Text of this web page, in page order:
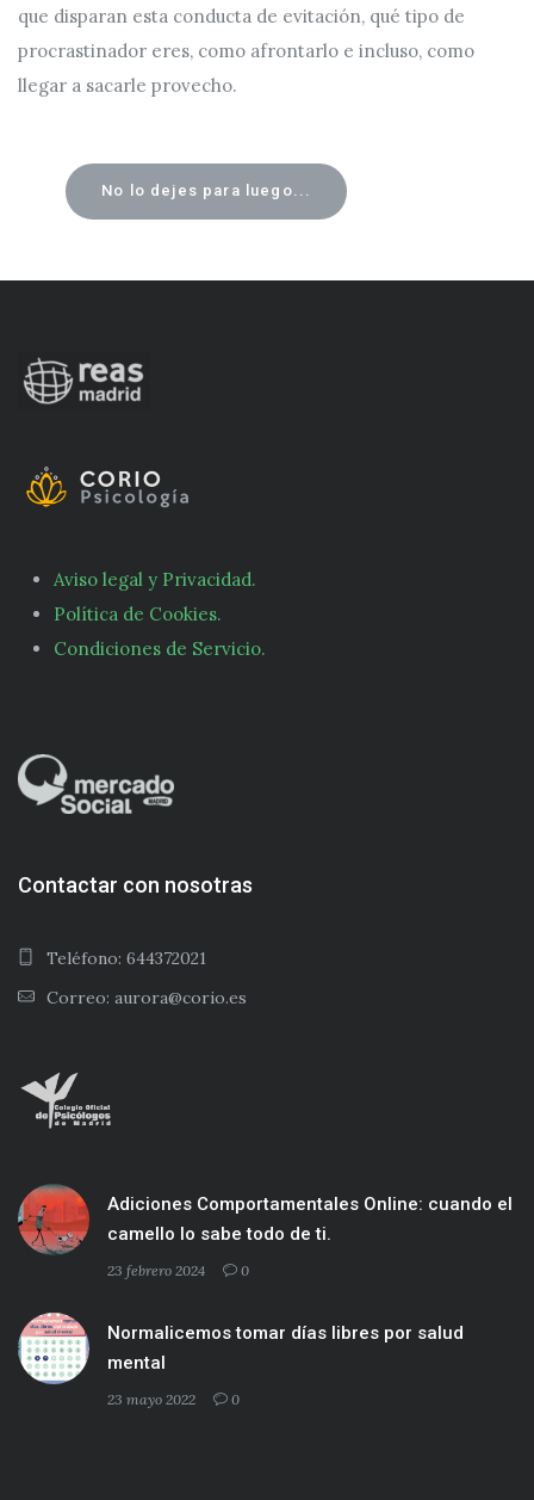
que disparan esta conducta de evitación, qué tipo de
procrastinador eres, como afrontarlo e incluso, como
llegar a sacarle provecho.
No lo dejes para luego...
Aviso legal y Privacidad.
Política de Cookies.
Condiciones de Servicio.
Contactar con nosotras
Teléfono: 644372021
Correo: aurora@corio.es
Adiciones Comportamentales Online: cuando el
camello lo sabe todo de ti.
23 febrero 2024 0
Normalicemos tomar días libres por salud
mental
23 mayo 2022 0